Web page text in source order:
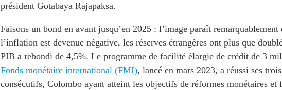
président Gotabaya Rajapaksa.
Faisons un bond en avant jusqu’en 2025 : l’image paraît
l’inflation est devenue négative, les réserves étrangères ont plus que
PIB a rebondi de 4,5%. Le programme de facilité élargie de crédit de 3
Fonds monétaire international (FMI), lancé en mars 2023, a réussi ses
consécutifs, Colombo ayant atteint les objectifs de réformes monétaires et